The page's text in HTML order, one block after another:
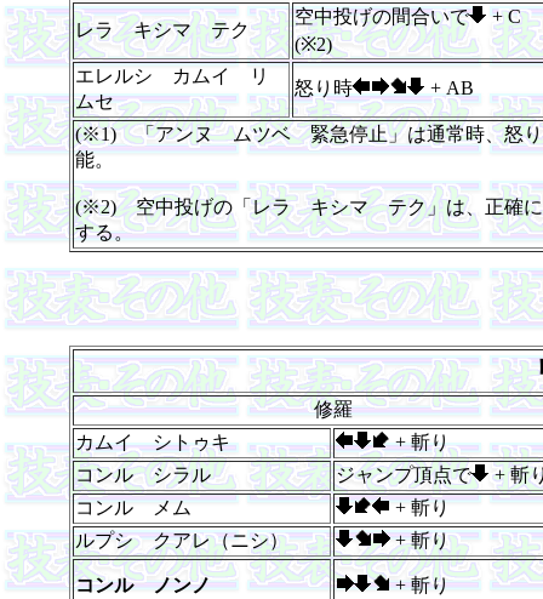
レラ キシマ テク
空中投げの間合いで
+
(※2)
エレルシ カムイ リ
ムセ
怒り時 + AB
(※1) 「アンヌ ムツベ 緊急停止」は通常時、怒り
能。
(※2) 空中投げの「レラ キシマ テク」は、正確に
する。
修羅
カムイ シトゥキ
+ 斬り
コンル シラル
ジャンプ頂点で
+ 斬
コンル メム
+ 斬り
ルプシ クアレ（ニシ）
+ 斬り
コンル ノンノ + 斬り